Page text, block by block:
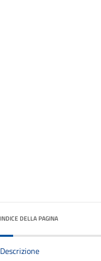
INDICE DELLA PAGINA
Descrizione